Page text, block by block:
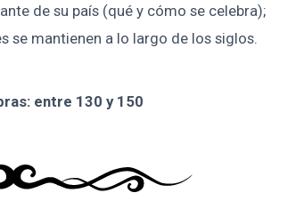
de su país (qué y cómo se celebra);
se mantienen a lo largo de los siglos.
entre 130 y 150